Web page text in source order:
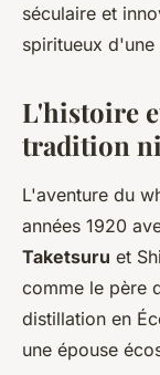
séculaire et
spiritueux d'une
L'histoire
tradition
L'aventure du
années 1920
Taketsuru et
comme le père
distillation en
une épouse